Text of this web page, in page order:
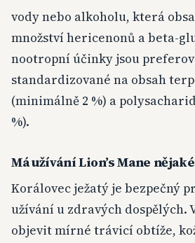
vody nebo alkoholu, která
množství hericenonů a beta-
nootropní účinky jsou
standardizované na obsah
(minimálně 2 %) a
%).
Má užívání Lion’s Mane
Korálovec ježatý je bezpečný
užívání u zdravých dospělých.
objevit mírné trávicí obtíže,